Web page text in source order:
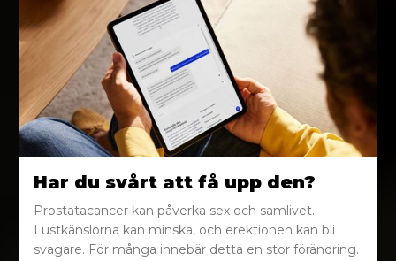
Har du svårt att få upp den?
Prostatacancer kan påverka sex och samlivet.
Lustkänslorna kan minska, och erektionen kan bli
svagare. För många innebär detta en stor förändring.